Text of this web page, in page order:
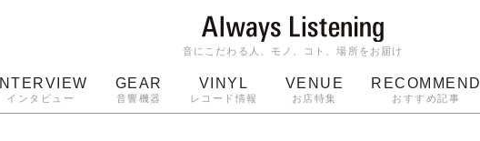
音にこだわる人、モノ、コト、場所をお届け
INTERVIEW
インタビュー
GEAR
音響機器
VINYL
レコード情報
VENUE
お店特集
RECOMMEND
おすすめ記事